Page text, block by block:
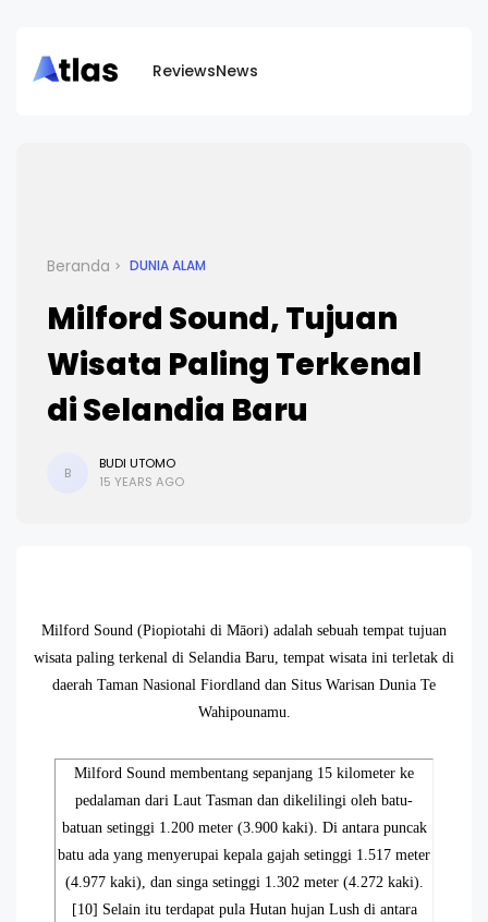
ReviewsNews
Beranda DUNIA ALAM
Milford Sound, Tujuan
Wisata Paling Terkenal
di Selandia Baru
B
BUDI UTOMO
15 YEARS AGO
Milford Sound (Piopiotahi di Māori) adalah sebuah tempat tujuan
wisata paling terkenal di Selandia Baru, tempat wisata ini terletak di
daerah Taman Nasional Fiordland dan Situs Warisan Dunia Te
Wahipounamu.
Milford Sound membentang sepanjang 15 kilometer ke
pedalaman dari Laut Tasman dan dikelilingi oleh batu-
batuan setinggi 1.200 meter (3.900 kaki). Di antara puncak
batu ada yang menyerupai kepala gajah setinggi 1.517 meter
(4.977 kaki), dan singa setinggi 1.302 meter (4.272 kaki).
[10] Selain itu terdapat pula Hutan hujan Lush di antara